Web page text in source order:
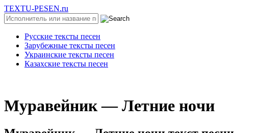
TEXTU-PESEN.ru
Русские тексты песен
Зарубежные тексты песен
Украинские тексты песен
Казахские тексты песен
Mуpaвeйник — Лeтниe нoчи